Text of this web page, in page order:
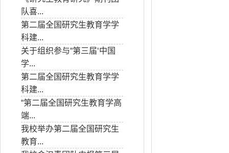
队喜...
第二届全国研究生教育学学
科建...
关于组织参与“第三届‘中国
学...
第二届全国研究生教育学学
科建...
“第二届全国研究生教育学高
端...
我校举办第二届全国研究生
教育...